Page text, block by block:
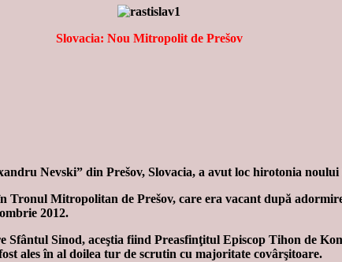
Slovacia: Nou Mitropolit de Prešov
Nevski” din Prešov, Slovacia, a avut loc hirotonia
Tronul Mitropolitan de Prešov, care era vacant după
2012.
Sfântul Sinod, aceştia fiind Preasfinţitul Episcop Tihon de
ales în al doilea tur de scrutin cu majoritate covârşitoare.